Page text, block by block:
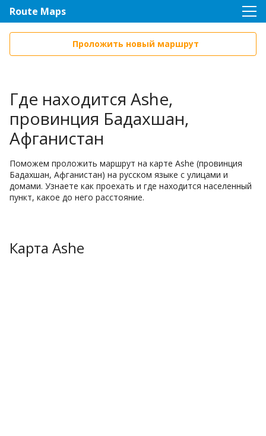
Route Maps
Проложить новый маршрут
Где находится Ashe,
провинция Бадахшан,
Афганистан
Поможем проложить маршрут на карте Ashe (провинция
Бадахшан, Афганистан) на русском языке с улицами и
домами. Узнаете как проехать и где находится населенный
пункт, какое до него расстояние.
Карта Ashe